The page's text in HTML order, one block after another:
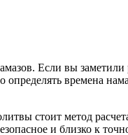
Если вы
времена
стоит метод
и близко к